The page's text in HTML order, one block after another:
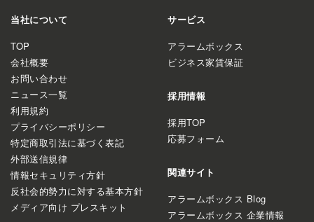
当社について
TOP
会社概要
お問い合わせ
ニュース一覧
利用規約
プライバシーポリシー
特定商取引法に基づく表記
外部送信規律
情報セキュリティ方針
反社会的勢力に対する基本方針
メディア向け プレスキット
サービス
アラームボックス
ビジネス家賃保証
採用情報
採用TOP
応募フォーム
関連サイト
アラームボックス Blog
アラームボックス 企業情報